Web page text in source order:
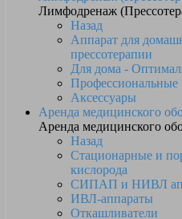
Лимфодренаж
Назад
Аппарат для
прессотерапии
Для дома -
Профессиональные
Аксессуары
Аренда медицинского
Аренда медицинского
Назад
Стационарные и
кислорода
СИПАП и НИВЛ
ИВЛ-аппараты
Откашливатели